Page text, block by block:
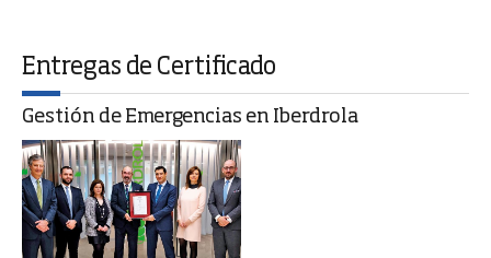
Entregas de Certificado
Gestión de Emergencias en Iberdrola